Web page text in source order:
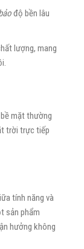
độ bền lâu
lượng, mang
mặt thường
trời trực tiếp
tính năng và
sản phẩm
hưởng không